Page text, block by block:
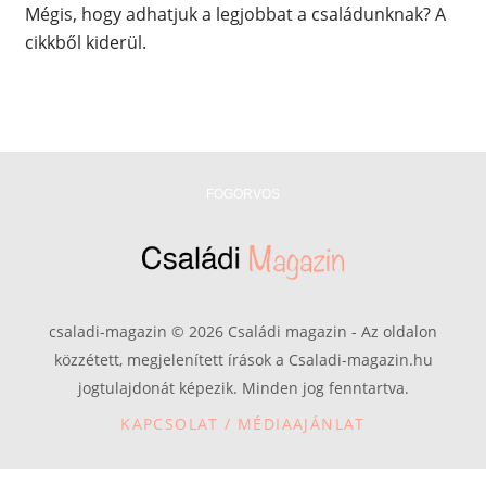
Mégis, hogy adhatjuk a legjobbat a családunknak? A
cikkből kiderül.
csaladi-magazin © 2026 Családi magazin - Az oldalon
közzétett, megjelenített írások a Csaladi-magazin.hu
jogtulajdonát képezik. Minden jog fenntartva.
KAPCSOLAT / MÉDIAAJÁNLAT